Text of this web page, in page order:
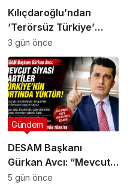
Kılıçdaroğlu’ndan
‘Terörsüz Türkiye’
mesajı: ‘Terörün
bitmesi ve üniter yapı
kırmızı çizgimizdir’
3 gün önce
DESAM Başkanı
Gürkan Avcı: “Mevcut
Siyasi Partiler
Gündem
5 gün önce